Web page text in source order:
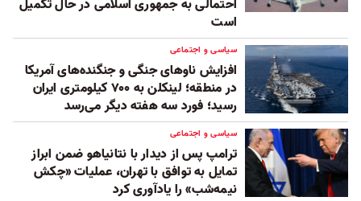
احتمالی به جمهوری اسلامی در حال تکمیل
است
سیاسی و اجتماعی
افزایش ناوهای جنگی و جنگنده‌های آمریکا
در منطقه؛ لینکلن به ۷۰۰ کیلومتری ایران
رسید؛ فورد سه هفته دیگر می‌رسد
سیاسی و اجتماعی
ترامپ پس از دیدار با نتانیاهو ضمن ابراز
تمایل به توافق با تهران، عملیات «چکش
نیمه‌شب» را یادآوری کرد